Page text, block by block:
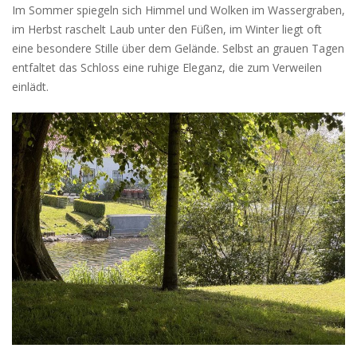
Im Sommer spiegeln sich Himmel und Wolken im Wassergraben,
im Herbst raschelt Laub unter den Füßen, im Winter liegt oft
eine besondere Stille über dem Gelände. Selbst an grauen Tagen
entfaltet das Schloss eine ruhige Eleganz, die zum Verweilen
einlädt.